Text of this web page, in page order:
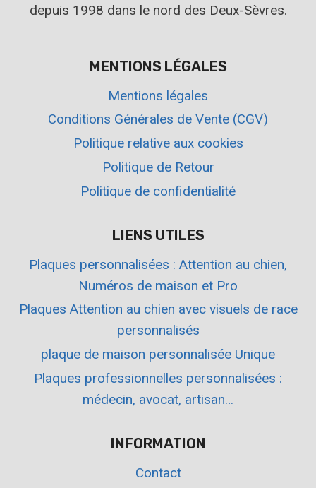
depuis 1998 dans le nord des Deux-Sèvres.
MENTIONS LÉGALES
Mentions légales
Conditions Générales de Vente (CGV)
Politique relative aux cookies
Politique de Retour
Politique de confidentialité
LIENS UTILES
Plaques personnalisées : Attention au chien,
Numéros de maison et Pro
Plaques Attention au chien avec visuels de race
personnalisés
plaque de maison personnalisée Unique
Plaques professionnelles personnalisées :
médecin, avocat, artisan…
INFORMATION
Contact